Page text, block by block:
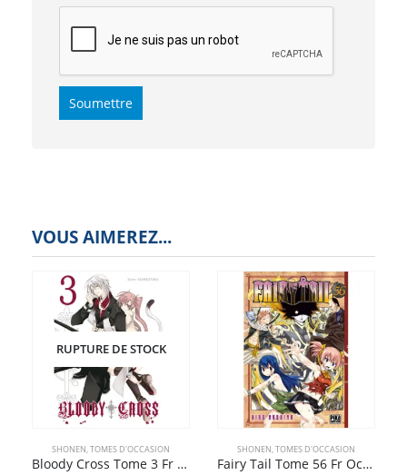
VOUS AIMEREZ...
RUPTURE DE STOCK
SHONEN,TOMES D'OCCASION
Bloody Cross Tome 3 Fr Occasion
SHONEN,TOMES D'OCCASION
Fairy Tail Tome 56 Fr Occasion